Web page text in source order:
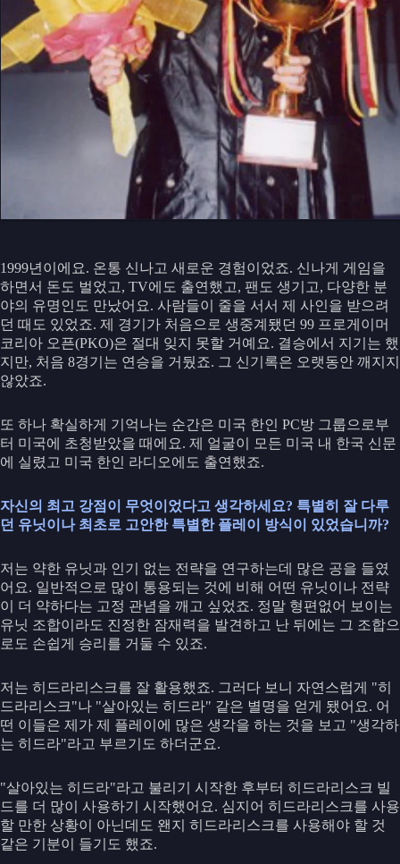
1999년이에요. 온통 신나고 새로운 경험이었죠. 신나게 게임을
하면서 돈도 벌었고, TV에도 출연했고, 팬도 생기고, 다양한 분
야의 유명인도 만났어요. 사람들이 줄을 서서 제 사인을 받으려
던 때도 있었죠. 제 경기가 처음으로 생중계됐던 99 프로게이머
코리아 오픈(PKO)은 절대 잊지 못할 거예요. 결승에서 지기는 했
지만, 처음 8경기는 연승을 거뒀죠. 그 신기록은 오랫동안 깨지지
않았죠.
또 하나 확실하게 기억나는 순간은 미국 한인 PC방 그룹으로부
터 미국에 초청받았을 때에요. 제 얼굴이 모든 미국 내 한국 신문
에 실렸고 미국 한인 라디오에도 출연했죠.
자신의 최고 강점이 무엇이었다고 생각하세요? 특별히 잘 다루
던 유닛이나 최초로 고안한 특별한 플레이 방식이 있었습니까?
저는 약한 유닛과 인기 없는 전략을 연구하는데 많은 공을 들였
어요. 일반적으로 많이 통용되는 것에 비해 어떤 유닛이나 전략
이 더 약하다는 고정 관념을 깨고 싶었죠. 정말 형편없어 보이는
유닛 조합이라도 진정한 잠재력을 발견하고 난 뒤에는 그 조합으
로도 손쉽게 승리를 거둘 수 있죠.
저는 히드라리스크를 잘 활용했죠. 그러다 보니 자연스럽게 "히
드라리스크"나 "살아있는 히드라" 같은 별명을 얻게 됐어요. 어
떤 이들은 제가 제 플레이에 많은 생각을 하는 것을 보고 "생각하
는 히드라"라고 부르기도 하더군요.
"살아있는 히드라"라고 불리기 시작한 후부터 히드라리스크 빌
드를 더 많이 사용하기 시작했어요. 심지어 히드라리스크를 사용
할 만한 상황이 아닌데도 왠지 히드라리스크를 사용해야 할 것
같은 기분이 들기도 했죠.